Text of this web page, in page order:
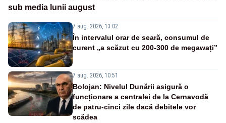
sub media lunii august
7 aug. 2026, 13:02
În intervalul orar de seară, consumul de
curent „a scăzut cu 200-300 de megawați”
7 aug. 2026, 10:51
Bolojan: Nivelul Dunării asigură o
funcționare a centralei de la Cernavodă
de patru-cinci zile dacă debitele vor
scădea